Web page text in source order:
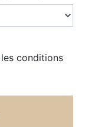
conditions